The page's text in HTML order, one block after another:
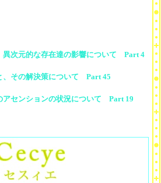
異次元的な存在達の影響について Part 4
、その解決策について Part 45
アセンションの状況について Part 19